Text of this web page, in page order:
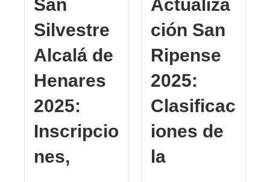
San
Silvestre
Alcalá de
Henares
2025:
Inscripcio
nes,
Actualiza
ción San
Ripense
2025:
Clasificac
iones de
la